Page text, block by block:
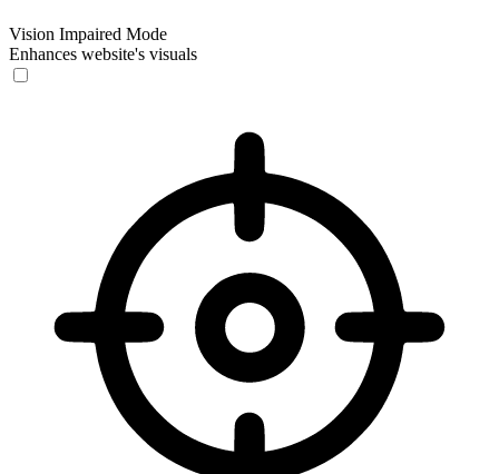
Vision Impaired Mode
Enhances website's visuals